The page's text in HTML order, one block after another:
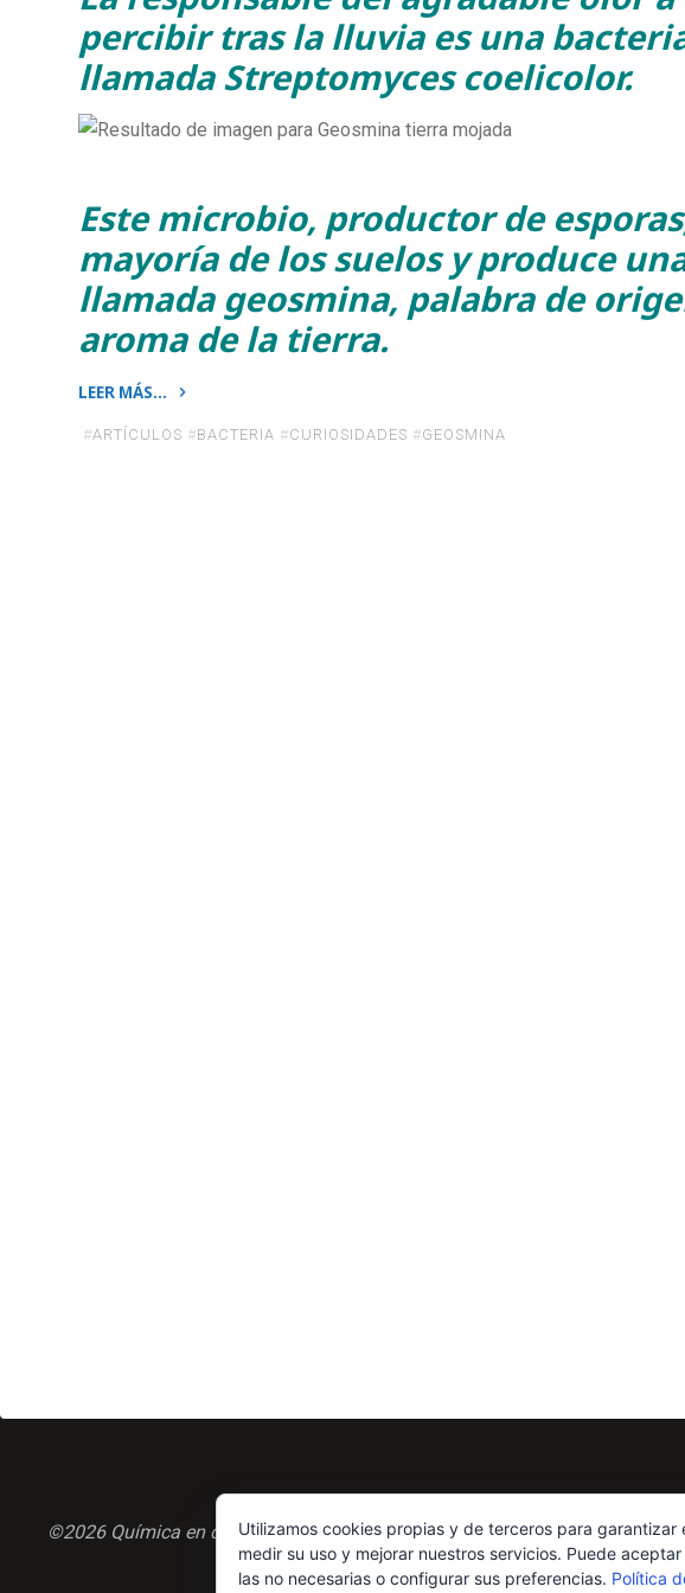
percibir tras la lluvia es una
llamada Streptomyces coelicolor.
Este microbio, productor de
mayoría de los suelos y produce
llamada geosmina, palabra de
aroma de la tierra.
LEER MÁS…
#ARTÍCULOS #BACTERIA #CURIOSIDADES #GEOSMINA
©2026 Química en casa.comUtilizamos cookies propias y de terceros para garantizar
medir su uso y mejorar nuestros servicios. Puede
las no necesarias o configurar sus preferencias. Política